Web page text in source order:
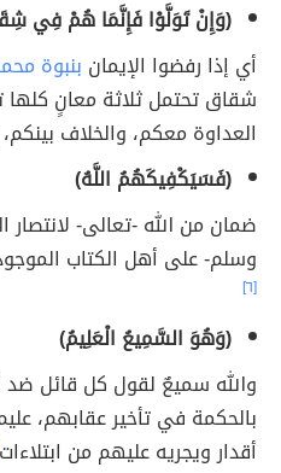
(وَإِنْ تَوَلَّوْا فَإِنَّمَا هُمْ فِي
أي إذا رفضوا الإيمان بنبوة
شقاق تحتمل ثلاثة معانٍ
العداوة معكم، والخلاف
(فَسَيَكْفِيكَهُمُ اللَّهُ)
ضمان من الله -تعالى- لانتصار
وسلم- على أهل الكتاب
[٦]
(وَهُوَ السَّمِيعُ الْعَلِيمُ)
والله سميعٌ لقول كل قائل ضد
بالحكمة في تأخير عقابهم،
أقدار ويجريه عليهم من